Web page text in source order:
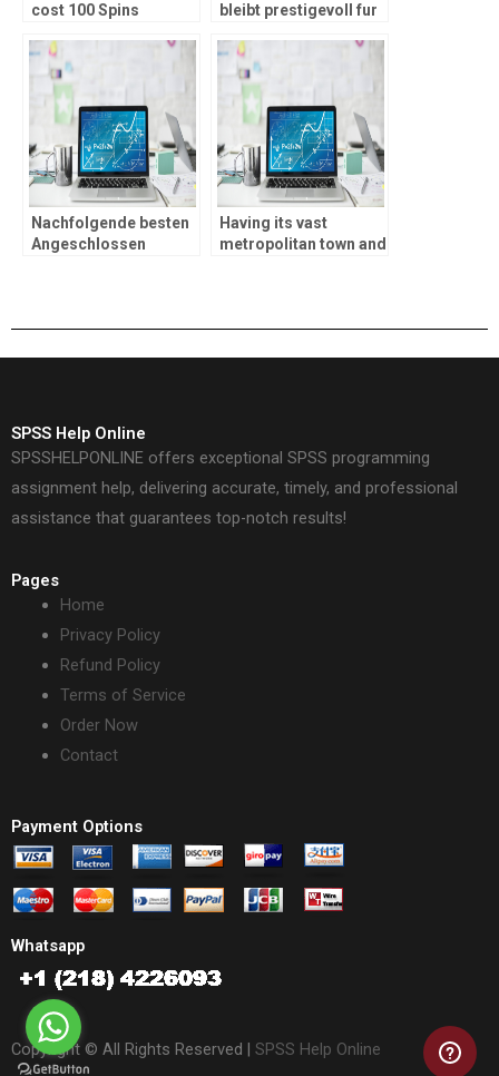
cost 100 Spins
bleibt prestigevoll fur
Leistungsnachweis
ferner sorgfaltige
Probe ihr
Lizenznehmer
Nachfolgende besten
Angeschlossen
mitarbeiter
Having its vast
metropolitan town and
areas regarding
SPSS Help Online
SPSSHELPONLINE offers exceptional SPSS programming
assignment help, delivering accurate, timely, and professional
assistance that guarantees top-notch results!
Pages
Home
Privacy Policy
Refund Policy
Terms of Service
Order Now
Contact
Payment Options
Whatsapp
Copyright © All Rights Reserved | SPSS Help Online